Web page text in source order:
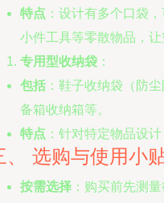
特点 ：设计有多个口袋
小件工具等零散物品，让
专用型收纳袋 ：
包括 ：鞋子收纳袋（防
备箱收纳箱等。
特点 ：针对特定物品设
、 选购与使用小
按需选择 ：购买前先测